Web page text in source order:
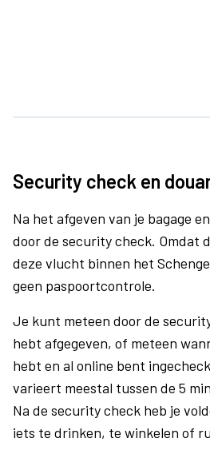
Security check en
Na het afgeven van je bagage
door de security check. Omdat
deze vlucht binnen het
geen paspoortcontrole.
Je kunt meteen door de
hebt afgegeven, of meteen
hebt en al online bent
varieert meestal tussen de 5
Na de security check heb je
iets te drinken, te winkelen of